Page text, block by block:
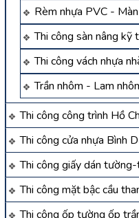
Rèm nhựa PVC -
Thi công sàn nâng kỹ
Thi công vách nhựa
Trần nhôm - Lam
Thi công công trình Hồ
Thi công cửa nhựa Bình
Thi công giấy dán
Thi công mặt bậc cầu
Thi công ốp tường ốp